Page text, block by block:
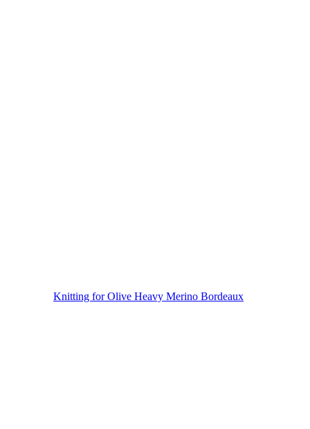
Knitting for Olive Heavy Merino Bordeaux